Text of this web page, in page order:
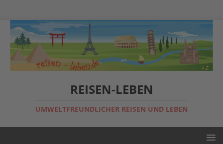
REISEN-LEBEN
UMWELTFREUNDLICHER REISEN UND LEBEN